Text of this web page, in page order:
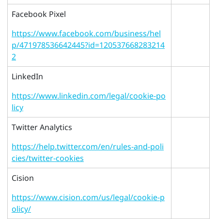
Facebook Pixel
https://www.facebook.com/business/hel
p/471978536642445?id=120537668283214
2
LinkedIn
https://www.linkedin.com/legal/cookie-po
licy
Twitter Analytics
https://help.twitter.com/en/rules-and-poli
cies/twitter-cookies
Cision
https://www.cision.com/us/legal/cookie-p
olicy/